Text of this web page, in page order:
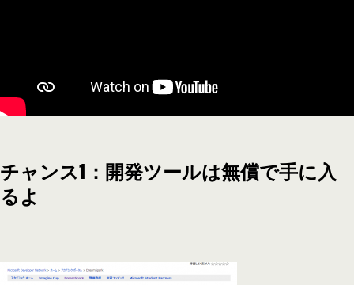
チャンス1：開発ツールは無償で手に入
るよ